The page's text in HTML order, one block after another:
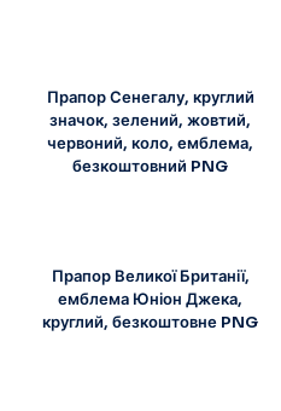
Прапор Сенегалу, круглий
значок, зелений, жовтий,
червоний, коло, емблема,
безкоштовний PNG
Прапор Великої Британії,
емблема Юніон Джека,
круглий, безкоштовне PNG